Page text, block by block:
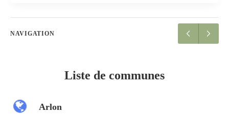
NAVIGATION
Liste de communes
Arlon